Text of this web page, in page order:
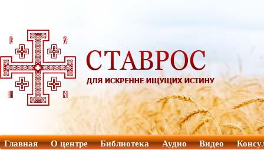
Главная О центре Библиотека Аудио Видео